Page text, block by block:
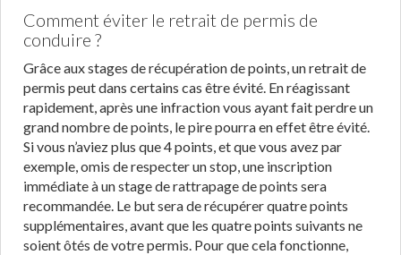
Comment éviter le retrait de permis de
conduire ?
Grâce aux stages de récupération de points, un retrait de
permis peut dans certains cas être évité. En réagissant
rapidement, après une infraction vous ayant fait perdre un
grand nombre de points, le pire pourra en effet être évité.
Si vous n’aviez plus que 4 points, et que vous avez par
exemple, omis de respecter un stop, une inscription
immédiate à un stage de rattrapage de points sera
recommandée. Le but sera de récupérer quatre points
supplémentaires, avant que les quatre points suivants ne
soient ôtés de votre permis. Pour que cela fonctionne,